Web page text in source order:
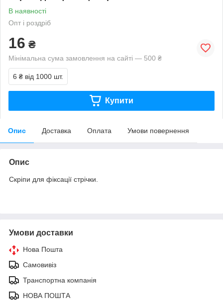
В наявності
Опт і роздріб
16 ₴
Мінімальна сума замовлення на сайті — 500 ₴
6 ₴ від 1000 шт.
Купити
Опис Доставка Оплата Умови повернення
Опис
Скріпи для фіксації стрічки.
Умови доставки
Нова Пошта
Самовивіз
Транспортна компанія
НОВА ПОШТА